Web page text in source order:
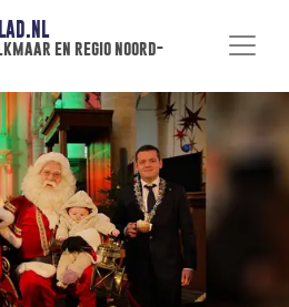
en regio noord-